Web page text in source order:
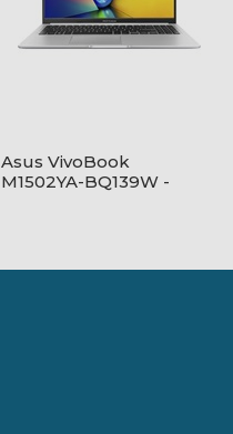
Asus VivoBook
M1502YA-BQ139W -